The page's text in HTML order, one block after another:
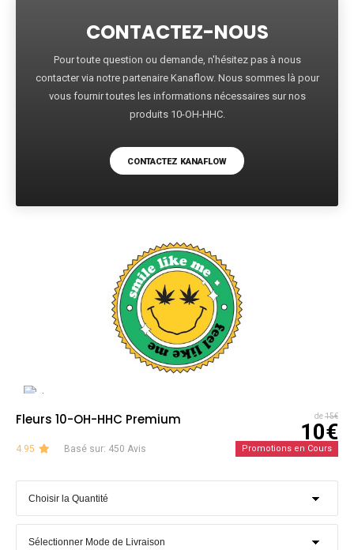
CONTACTEZ-NOUS
Pour toute question ou demande, n'hésitez pas à nous
contacter via notre partenaire Kanaflow. Nous sommes là pour
vous fournir toutes les informations nécessaires sur nos
produits 10-OH-HHC.
CONTACTEZ KANAFLOW
Fleurs 10-OH-HHC Premium de15€
10€
4.95 Basé sur: 450 Avis Promotions en Cours